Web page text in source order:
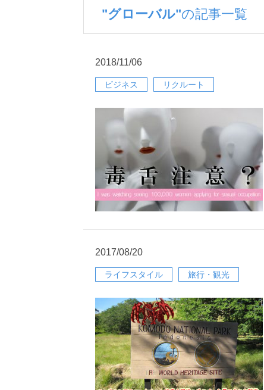
"グローバル"の記事一覧
2018/11/06
ビジネス リクルート
2017/08/20
ライフスタイル 旅行・観光